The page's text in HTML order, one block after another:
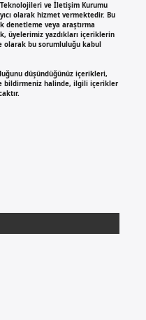
Teknolojileri ve İletişim Kurumu
olarak hizmet vermektedir. Bu
veya araştırma
üyelerimiz yazdıkları içeriklerin
olarak bu sorumluluğu kabul
düşündüğünüz içerikleri,
bildirmeniz halinde, ilgili içerikler